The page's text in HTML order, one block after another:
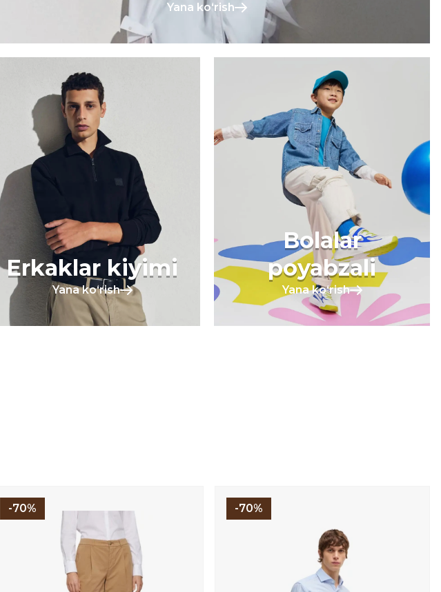
Yana koʻrish
Erkaklar kiyimi
Yana koʻrish
Bolalar
poyabzali
Yana koʻrish
-70% -70%